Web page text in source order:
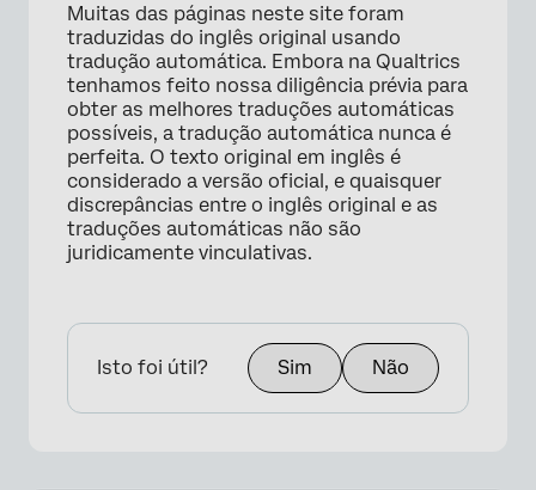
Muitas das páginas neste site foram
traduzidas do inglês original usando
tradução automática. Embora na Qualtrics
tenhamos feito nossa diligência prévia para
obter as melhores traduções automáticas
possíveis, a tradução automática nunca é
perfeita. O texto original em inglês é
considerado a versão oficial, e quaisquer
discrepâncias entre o inglês original e as
traduções automáticas não são
juridicamente vinculativas.
Isto foi útil? Sim Não